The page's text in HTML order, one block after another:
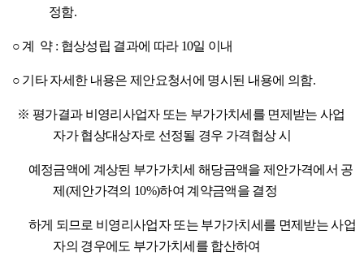
정함.
○계 약 : 협상성립 결과에 따라 10일 이내
○ 기타 자세한 내용은 제안요청서에 명시된 내용에 의함.
※평가결과 비영리사업자 또는 부가가치세를 면제받는 사업
자가 협상대상자로 선정될 경우 가격협상 시
예정금액에 계상된 부가가치세 해당금액을 제안가격에서 공
제 (제안가격의 10%)하여 계약금액을 결정
하게 되므로 비영리사업자 또는 부가가치세를 면제받는 사업
자의 경우에도 부가가치세를 합산하여